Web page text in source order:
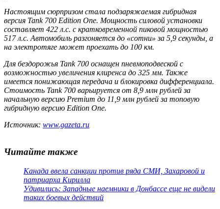
Настоящим сюрпризом стала подзаряжаемая гибридная
версия Tank 700 Edition One. Мощность силовой установки
составляет 422 л.с. с кратковременной пиковой мощностью
517 л.с. Автомобиль разгоняется до «сотни» за 5,9 секунды, а
на электротяге может проехать до 100 км.
Для бездорожья Tank 700 оснащен пневмоподвеской с
возможностью увеличения клиренса до 325 мм. Также
имеется понижающая передача и блокировка дифференциала.
Стоимость Tank 700 варьируется от 8,9 млн рублей за
начальную версию Premium до 11,9 млн рублей за топовую
гибридную версию Edition One.
Источник: www.gazeta.ru
Читайте также
Канада ввела санкции против ряда СМИ, Захаровой и
патриарха Кирилла
Удивились: Западные наемники в Донбассе еще не видели
таких боевых действий